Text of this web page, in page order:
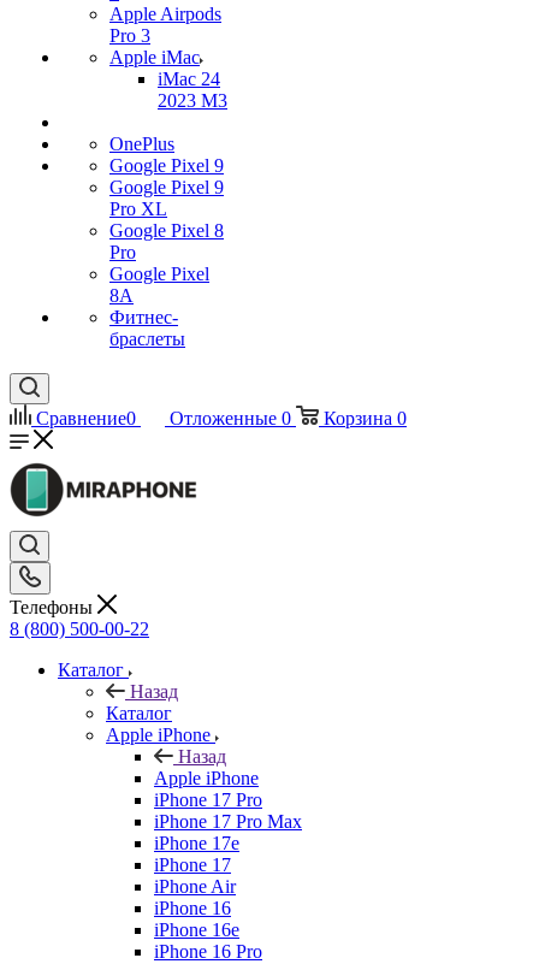
Apple Airpods
Pro 3
Apple iMac
iMac 24
2023 M3
OnePlus
Google Pixel 9
Google Pixel 9
Pro XL
Google Pixel 8
Pro
Google Pixel
8A
Фитнес-
браслеты
Сравнение0 Отложенные 0 Корзина 0
Телефоны
8 (800) 500-00-22
Каталог
Назад
Каталог
Apple iPhone
Назад
Apple iPhone
iPhone 17 Pro
iPhone 17 Pro Max
iPhone 17e
iPhone 17
iPhone Air
iPhone 16
iPhone 16e
iPhone 16 Pro